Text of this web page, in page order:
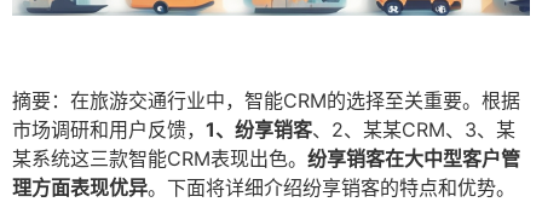
摘要：在旅游交通行业中，智能CRM的选择至关重要。根据
市场调研和用户反馈， 1、纷享销客、2、某某CRM、3、某
某系统这三款智能CRM表现出色。 纷享销客在大中型客户管
理方面表现优异。下面将详细介绍纷享销客的特点和优势。